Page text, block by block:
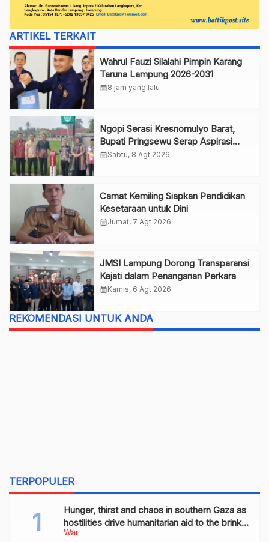
ARTIKEL TERKAIT
Wahrul Fauzi Silalahi Pimpin Karang
Taruna Lampung 2026-2031
calendar_month8 jam yang lalu
Ngopi Serasi Kresnomulyo Barat,
Bupati Pringsewu Serap Aspirasi
Warga
calendar_monthSabtu, 8 Agt 2026
Camat Kemiling Siapkan Pendidikan
Kesetaraan untuk Dini
calendar_monthJumat, 7 Agt 2026
JMSI Lampung Dorong Transparansi
Kejati dalam Penanganan Perkara
calendar_monthKamis, 6 Agt 2026
REKOMENDASI UNTUK ANDA
TERPOPULER
War
Hunger, thirst and chaos in southern Gaza as
hostilities drive humanitarian aid to the brink
of collapse